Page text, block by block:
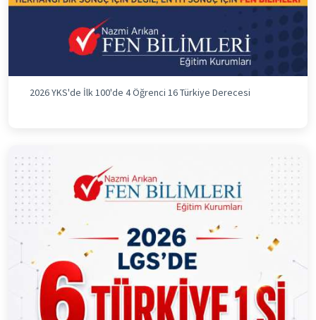
2026 YKS'de İlk 100'de 4 Öğrenci 16 Türkiye Derecesi